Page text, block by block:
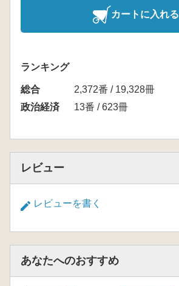
カートに入れる
ランキング
総合
2,372番 / 19,328冊
政治経済
13番 / 623冊
レビュー
レビューを書く
あなたへのおすすめ